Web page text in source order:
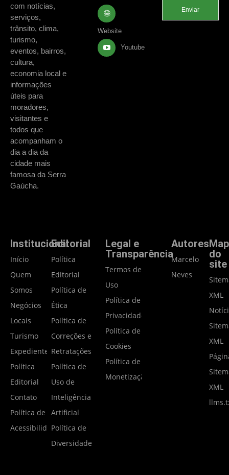
com notícias,
serviços,
trânsito, clima,
turismo,
eventos, bairros,
cultura,
economia local e
informações
úteis para
moradores,
visitantes e
todos que
acompanham o
dia a dia da
cidade mais
famosa da Serra
Gaúcha.
Website
Youtube
Enviar
Institucional
Início
Quem
Somos
Negócios
Locais
Turismo
Expediente
Política
Editorial
Contato
Política de
Acessibilidade
Editorial
Política
Editorial
Política de
Ética
Política de
Correções e
Retratações
Política de
Uso de
Inteligência
Artificial
Política de
Diversidade
Legal e
Transparência
Termos de
Uso
Política de
Privacidade
Política de
Cookies
Política de
Monetização
Autores
Marcelo
Neves
do
site
XML
XML
XML